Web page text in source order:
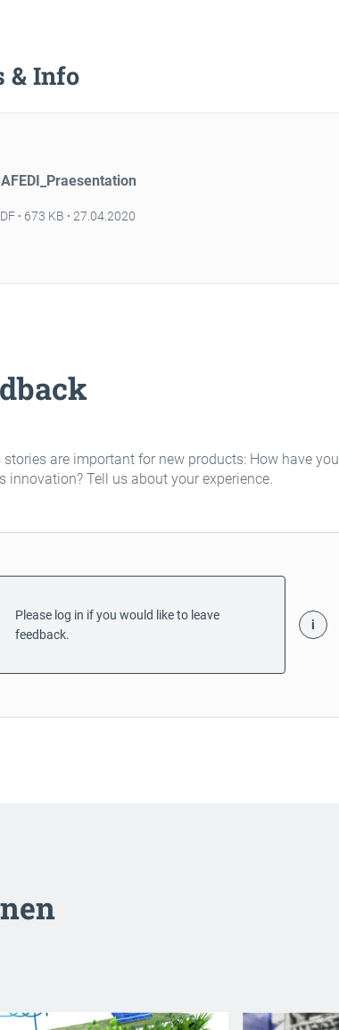
& Info
673 KB 27.04.2020
stories are important for new products: How have you
innovation? Tell us about your experience.
Please log in if you would like to leave
feedback.